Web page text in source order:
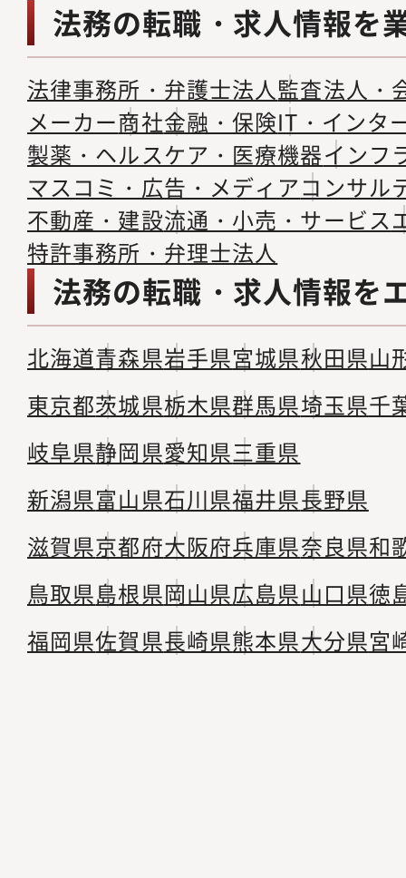
法務の転職・求人情報を
法律事務所・弁護士法人監査法人・
メーカー商社金融・保険IT・インタ
製薬・ヘルスケア・医療機器インフ
マスコミ・広告・メディアコンサル
不動産・建設流通・小売・サービス
特許事務所・弁理士法人
法務の転職・求人情報を
北海道青森県岩手県宮城県秋田県山
東京都茨城県栃木県群馬県埼玉県千
岐阜県静岡県愛知県三重県
新潟県富山県石川県福井県長野県
滋賀県京都府大阪府兵庫県奈良県和
鳥取県島根県岡山県広島県山口県徳
福岡県佐賀県長崎県熊本県大分県宮